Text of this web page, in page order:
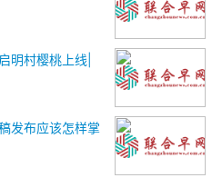
明村樱桃上线|
发布应该怎样掌